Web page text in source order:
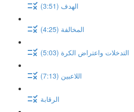
الهدف (3:51)
المخالفة (4:25)
التدخلات واعتراض الكرة (5:03)
اللاعبين (7:13)
الرقابة